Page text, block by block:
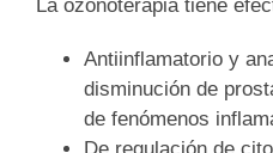
La ozonoterapia tiene
Antiinflamatorio y
disminución de
de fenómenos
De regulación de